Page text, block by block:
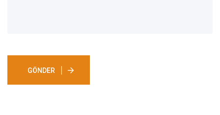
GÖNDER